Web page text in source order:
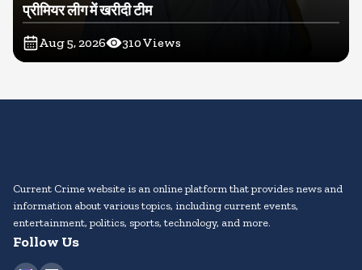
प्रीमियर लीग में खरीदी टीम
Aug 5, 2026 310Views
Current Crime website is an online platform that provides news and
information about various topics, including current events,
entertainment, politics, sports, technology, and more.
Follow Us